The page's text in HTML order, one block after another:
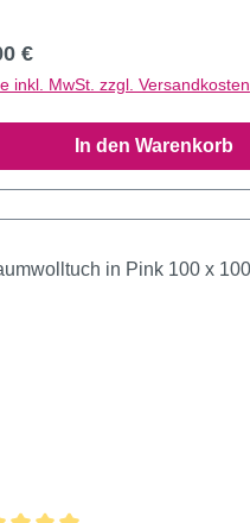
Preis:
€
inkl. MwSt. zzgl. Versandkosten
In den Warenkorb